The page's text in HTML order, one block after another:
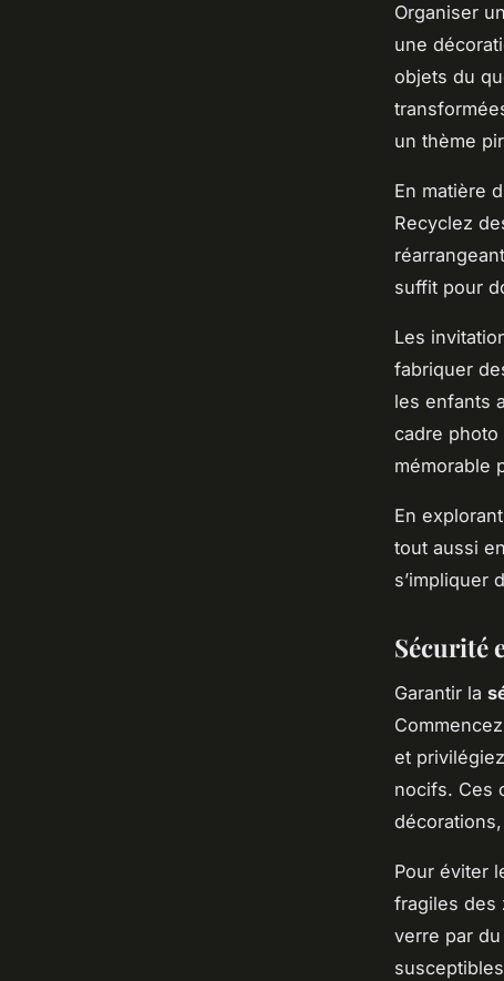
Organiser
une
objets du
un thème
En matière
Recyclez
suffit pour
Les
fabriquer
les enfants
cadre
mémorable
En
tout aussi
s’impliquer
Sécurité
Garantir la
et
nocifs. Ces
Pour éviter
fragiles des
verre par